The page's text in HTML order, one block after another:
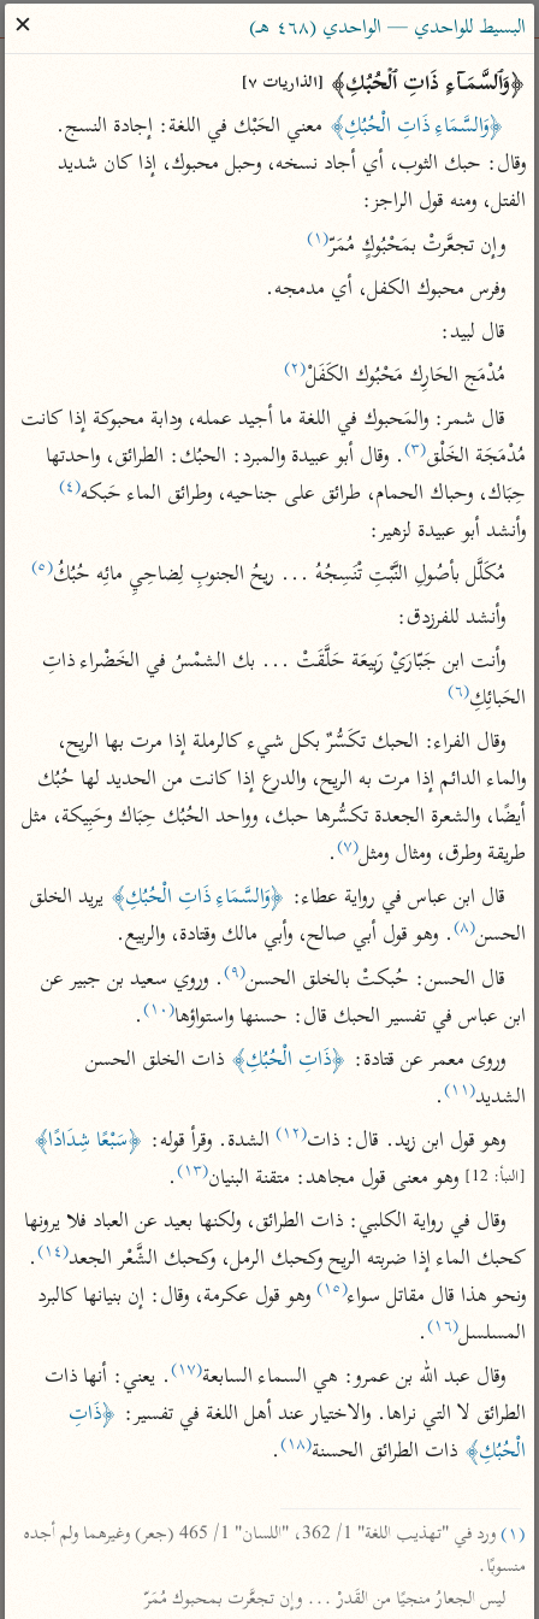
ساهم معنا في نشر القرآن والعلم الشرعي
الباحث القرآني
بحث تفسير علوم مصاحف معاجم
Type 2 or more characters for results.
Type 1 or more
characters for results.
أمّهات
تفسير الطبري
تفسير ابن كثير
تفسير القرطبي
تفسير البغوي
جمع الأقوال
تفسير ابن الجوزي
تفسير الماوردي
منتقاة
تفسير ابن القيم
تفسير ابن تيمية
عامّة
تفسير السمعاني
تفسير مكّي
محاسن التأويل
للقاسمي
تفسير الثعالبي
تفسير السمرقندي
تفسير الثعلبي
عامّة
فتح القدير للشوكاني
تفسير ابن جزي
موسوعات
تفسير الرازي
أخرى
نظم الدرر للبقاعي
لغة وبلاغة
المحرر الوجيز لابن
عطية
البحر المحيط لأبي
حيان
البسيط للواحدي
الكشاف للزمخشري
التفسير
تفسير السعدي
أيسر التفاسير
تفسير ابن عثيمين
مركَّزة العبارة
جامع البيان للإيجي
تفسير البيضاوي
تفسير النسفي
تفسير ابن أبي زمنين
آثار
موسوعة التفسير
المأثور
تفسير ابن أبي حاتم
تفسير قتادة
اشترك لتصلك أخبار مشاريعنا
اشترك
تعليمات• عن الباحث القرآني
البسيط للواحدي — الواحدي (٤٦٨ هـ)
✕
﴿وَٱلسَّمَاۤءِ ذَاتِ ٱلۡحُبُكِ﴾ [الذاريات ٧]
﴿وَالسَّمَاءِ ذَاتِ الْحُبُكِ﴾
الفتل، ومنه قول الراجز:
وإن تجعَّرتْ بمَحْبُوكٍ مُمَرّ(١)
وفرس محبوك الكفل، أي مدمجه.
قال لبيد:
مُدْمَج الحَارِك مَحْبُوك الكَفَلْ(٢)
مُدْمَجَة الخَلْق(٣)
حِبَاك، وحباك الحمام، طرائق على جناحيه، وطرائق الماء حَبكه(٤)
وأنشد أبو عبيدة لزهير:
مُكَلَّل بأصُولِ النَّبْتِ تْنَسِجُهُ ... ريحُ الجنوبِ لِضاحِيِ مائِه حُبُكُ(٥)
وأنشد للفرزدق:
الحَبائِكِ(٦)
طريقة وطرق، ومثال ومثل(٧) .
قال ابن عباس في رواية عطاء: ﴿وَالسَّمَاءِ ذَاتِ الْحُبُكِ﴾
الحسن(٨) . وهو قول أبي صالح، وأبي مالك وقتادة، والربيع.
قال الحسن: حُبكتْ بالخلق الحسن(٩)
ابن عباس في تفسير الحبك قال: حسنها واستواؤها(١٠)
.
وروى معمر عن قتادة: ﴿ذَاتِ الْحُبُكِ﴾
الشديد(١١)
.
وهو قول ابن زيد. قال: ذات(١٢) الشدة. وقرأ قوله: ﴿سَبْعًا شِدَادًا﴾
[النبأ: 12] وهو معنى قول مجاهد: متقنة البنيان(١٣)
.
كحبك الماء إذا ضربته الريح وكحبك الرمل، وكحبك الشَّعْر الجعد(١٤)
ونحو هذا قال مقاتل سواء(١٥)
المسلسل(١٦)
.
وقال عبد الله بن عمرو: هي السماء السابعة(١٧)
الطرائق لا التي نراها. والاختيار عند أهل اللغة في تفسير:
الْحُبُكِ﴾ ذات الطرائق الحسنة(١٨) .
(١)
منسوبًا.
ليس الجعارُ منجيًا من القَدرْ ... وإن تجعَّرت بمحبوك مُمَرّ